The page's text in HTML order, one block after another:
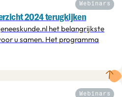
Webinars
2024 terugkijken
het belangrijkste
u samen. Het programma
Webinars